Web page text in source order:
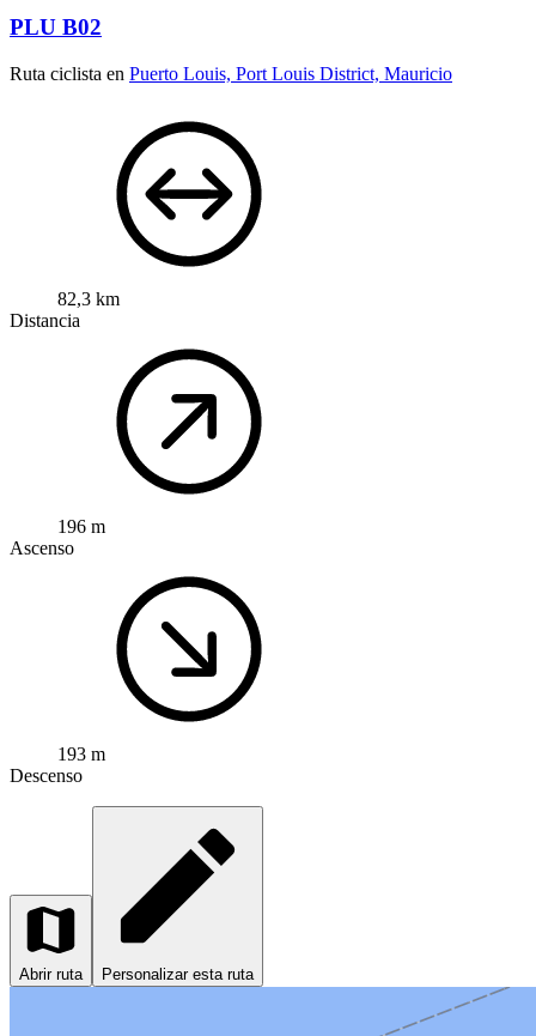
PLU B02
Ruta ciclista en Puerto Louis, Port Louis District, Mauricio
82,3 km
Distancia
196 m
Ascenso
193 m
Descenso
Abrir ruta Personalizar esta ruta